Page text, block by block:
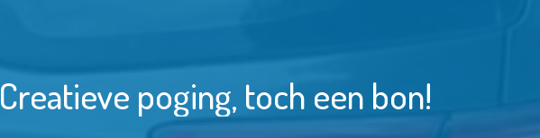
Creatieve poging, toch een bon!